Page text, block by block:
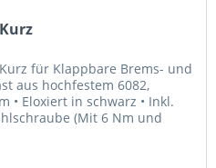
für Klappbare Brems- und
aus hochfestem 6082,
• Eloxiert in schwarz • Inkl.
(Mit 6 Nm und